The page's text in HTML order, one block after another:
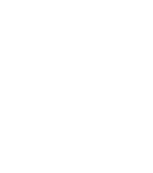
pour
de